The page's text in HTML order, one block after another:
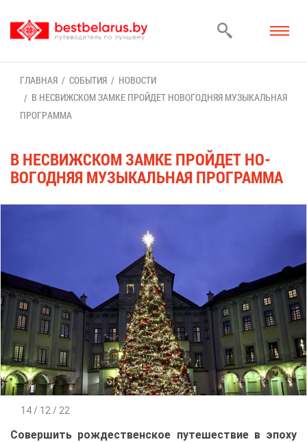
ГЛАВ­НАЯ СО­БЫ­ТИЯ
НО­ВО­СТИ
В НЕСВИЖ­СКОМ ЗАМ­КЕ ПРОЙ­ДЕТ НО­ВО­ГОД­НЯЯ МУ­ЗЫ­КАЛЬ­НАЯ
ПРО­ГРАМ­МА
В НЕСВИЖ­СКОМ ЗАМ­КЕ ПРОЙ­ДЕТ НО­
ВО­ГОД­НЯЯ МУ­ЗЫ­КАЛЬ­НАЯ ПРО­ГРАМ­МА
14 / 12 / 22
Со­вер­шить рож­де­ствен­ское пу­те­ше­ствие в эпо­ху